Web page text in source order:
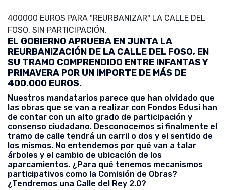
400000 EUROS PARA "REURBANIZAR" LA CALLE DEL
FOSO, SIN PARTICIPACIÓN.
EL GOBIERNO APRUEBA EN JUNTA LA
REURBANIZACIÓN DE LA CALLE DEL FOSO, EN
SU TRAMO COMPRENDIDO ENTRE INFANTAS Y
PRIMAVERA POR UN IMPORTE DE MÁS DE
400.000 EUROS.
Nuestros mandatarios parece que han olvidado que
las obras que se van a realizar con Fondos Edusi han
de contar con un alto grado de participación y
consenso ciudadano. Desconocemos si finalmente el
tramo de calle tendrá un carril o dos y el sentido de
los mismos. No entendemos por qué van a talar
árboles y el cambio de ubicación de los
aparcamientos. ¿Para qué tenemos mecanismos
participativos como la Comisión de Obras?
¿Tendremos una Calle del Rey 2.0?